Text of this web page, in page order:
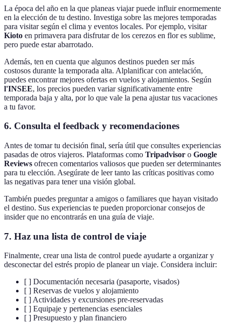
La época del año en la que planeas viajar puede influir enormemente
en la elección de tu destino. Investiga sobre las mejores temporadas
para visitar según el clima y eventos locales. Por ejemplo, visitar
Kioto en primavera para disfrutar de los cerezos en flor es sublime,
pero puede estar abarrotado.
Además, ten en cuenta que algunos destinos pueden ser más
costosos durante la temporada alta. Alplanificar con antelación,
puedes encontrar mejores ofertas en vuelos y alojamientos. Según
l'INSEE, los precios pueden variar significativamente entre
temporada baja y alta, por lo que vale la pena ajustar tus vacaciones
a tu favor.
6. Consulta el feedback y recomendaciones
Antes de tomar tu decisión final, sería útil que consultes experiencias
pasadas de otros viajeros. Plataformas como Tripadvisor o Google
Reviews ofrecen comentarios valiosos que pueden ser determinantes
para tu elección. Asegúrate de leer tanto las críticas positivas como
las negativas para tener una visión global.
También puedes preguntar a amigos o familiares que hayan visitado
el destino. Sus experiencias te pueden proporcionar consejos de
insider que no encontrarás en una guía de viaje.
7. Haz una lista de control de viaje
Finalmente, crear una lista de control puede ayudarte a organizar y
desconectar del estrés propio de planear un viaje. Considera incluir:
[ ] Documentación necesaria (pasaporte, visados)
[ ] Reservas de vuelos y alojamiento
[ ] Actividades y excursiones pre-reservadas
[ ] Equipaje y pertenencias esenciales
[ ] Presupuesto y plan financiero